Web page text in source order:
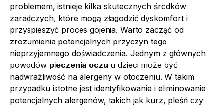
problemem, istnieje kilka skutecznych środków
zaradczych, które mogą złagodzić dyskomfort i
przyspieszyć proces gojenia. Warto zacząć od
zrozumienia potencjalnych przyczyn tego
nieprzyjemnego doświadczenia. Jednym z głównych
powodów pieczenia oczu u dzieci może być
nadwrażliwość na alergeny w otoczeniu. W takim
przypadku istotne jest identyfikowanie i eliminowanie
potencjalnych alergenów, takich jak kurz, pleśń czy